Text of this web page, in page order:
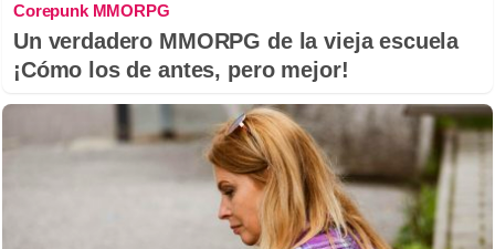
Corepunk MMORPG
Un verdadero MMORPG de la vieja escuela
¡Cómo los de antes, pero mejor!